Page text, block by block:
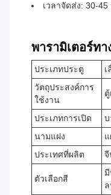
เวลาจัดส่ง: 30-45
พารามิเตอร์ทา
ประเภทประตู
วัตถุประสงค์การ
ใช้งาน
ประเภทการเปิด
นามแฝง
ประเทศที่ผลิต
ตัวเลือกสี